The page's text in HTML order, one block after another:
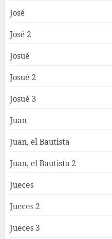
José
José 2
Josué
Josué 2
Josué 3
Juan
Juan, el Bautista
Juan, el Bautista 2
Jueces
Jueces 2
Jueces 3